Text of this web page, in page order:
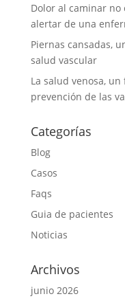
Dolor al caminar
alertar de una
Piernas cansadas,
salud vascular
La salud venosa,
prevención de las
Categorías
Blog
Casos
Faqs
Guia de pacientes
Noticias
Archivos
junio 2026